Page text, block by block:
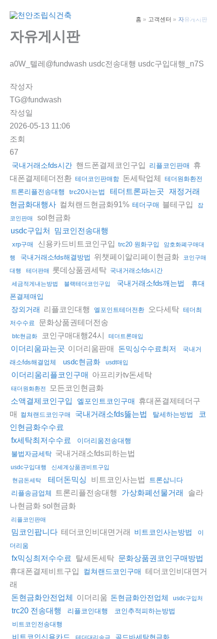
Main
홈 고객센터 자유게시판
자유게시판
a0W_텔레@fundwash usdc전송대행 usdc구입대행_n7S
작성자
TG@fundwash
작성일
2026-05-13 11:06
조회
67
국내거래소fds시간 핸드폰결제코인구입 리플코인판매
휴
대폰결제테더전환 테더코인판매함 돈세탁업체 테더원화환전
트론리플전송대행 trc20사는법 테더트론파는곳
재정거래
현금화대행사 컬쳐랜드현금화91% 테더구매 블테구입
잡
코인판매
sol현금화
usdc구입처 밈코인전송대행
xrp구매 신용카드비트코인구입 trc20 원화구입
암호화폐구매대
행
국내거래소fds해결방법 위챗페이알리페이현금화
코인구매
대행
테더판매 롯데상품권세탁 국내거래소fds시간
세금적게내는방법 블랙테더코인구입 국내거래소fds깨는법
휴대
폰결제매입
장외거래 리플코인대행 엘포인트테더전환 오다세탁 테더최
저수수료
문화상품권테더전송
btc현금화 코인구매대행24시 테더트론매입
이더리움파는곳 이더리움판매 돈믹싱수수료최저
국내거
래소fds해결업체
usdc현금화 usdt매입
이더리움리플코인구매 아프리카tv돈세탁
태더원화환전 모든코인현금화
소액결제코인구입 엘포인트코인구매 휴대폰결제테더구
매 컬쳐랜드코인구매 국내거래소fds뚫는법 탈세하는방법
코
인현금화수수료
fx세탁최저수수료
이더리움전송대행
불법자금세탁 국내거래소fds피하는법
usdc구입대행
신세계상품권비트구입
현금돈세탁
테더돈믹싱 비트코인사는법
트론삽니다
리플송금업체
트론리플전송대행 가상화폐선물거래
솔라
나현금화 sol현금화
리플코인판매
밈코인팝니다 테더코인비대면거래 비트코인사는방법
이
더리움
fx믹싱최저수수료 탈세돈세탁 문화상품권코인구매방법
휴대폰결제비트구입 컬쳐랜드코인구매 테더코인비대면거
래
돈현금화안전업체 이더리움 돈현금화안전업체 usdc구입처
trc20 전송대행 리플코인대행 코인추적피하는방법
비트코인전송대행
비트코인신용카드 테더대리송금 골드바세탁현금화